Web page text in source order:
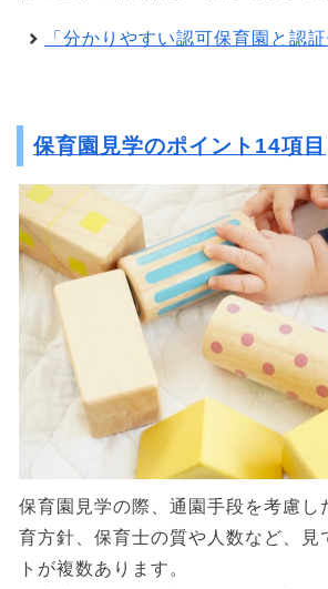
「分かりやすい認可保育園と認
保育園見学のポイント14項目
保育園見学の際、通園手段を考慮し
育方針、保育士の質や人数など、見
トが複数あります。